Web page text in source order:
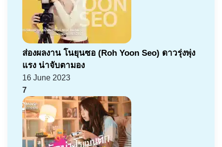
ส่องผลงาน โนยุนซอ (Roh Yoon Seo) ดาวรุ่งพุ่ง
แรง น่าจับตามอง
16 June 2023
7